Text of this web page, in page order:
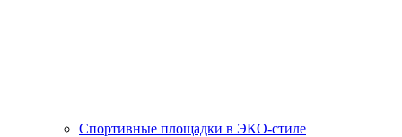
Спортивные площадки в ЭКО-стиле